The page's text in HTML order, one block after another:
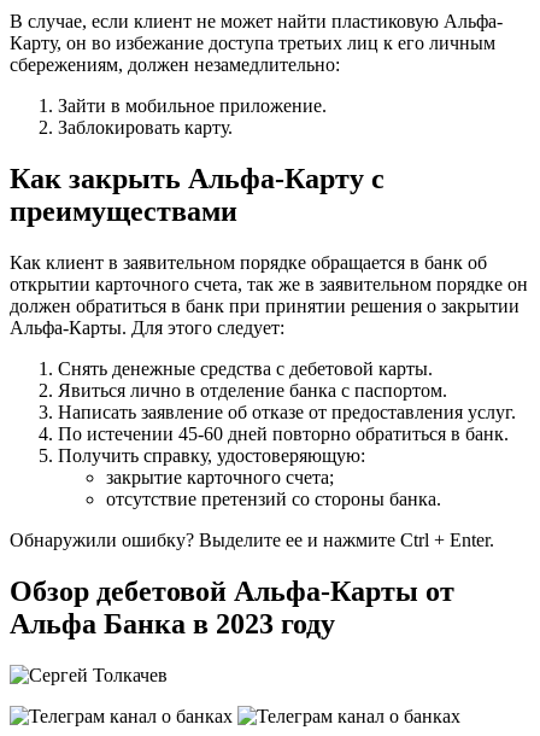
В случае, если клиент не может найти пластиковую Альфа-
Карту, он во избежание доступа третьих лиц к его личным
сбережениям, должен незамедлительно:
Зайти в мобильное приложение.
Заблокировать карту.
Как закрыть Альфа-Карту с
преимуществами
Как клиент в заявительном порядке обращается в банк об
открытии карточного счета, так же в заявительном порядке он
должен обратиться в банк при принятии решения о закрытии
Альфа-Карты. Для этого следует:
Снять денежные средства с дебетовой карты.
Явиться лично в отделение банка с паспортом.
Написать заявление об отказе от предоставления услуг.
По истечении 45-60 дней повторно обратиться в банк.
Получить справку, удостоверяющую:
закрытие карточного счета;
отсутствие претензий со стороны банка.
Обнаружили ошибку? Выделите ее и нажмите Ctrl + Enter.
Обзор дебетовой Альфа-Карты от
Альфа Банка в 2023 году